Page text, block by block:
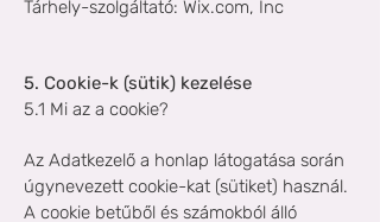
Tárhely-szolgáltató: Wix.com, Inc
5. Cookie-k (sütik) kezelése
5.1 Mi az a cookie?
Az Adatkezelő a honlap látogatása során
úgynevezett cookie-kat (sütiket) használ.
A cookie betűből és számokból álló